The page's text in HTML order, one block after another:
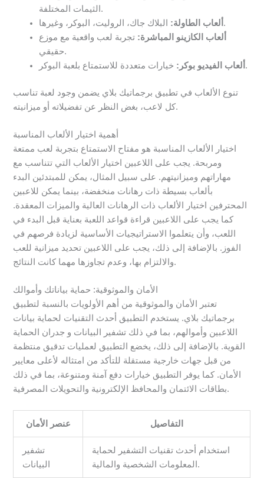
الثيمات المختلفة.
ألعاب الطاولة: البلاك جاك، الروليت، البوكر، وغيرها.
ألعاب الكازينو المباشرة: تجربة لعب واقعية مع موزع
حقيقي.
ألعاب الفيديو بوكر: خيارات متعددة للاستمتاع بلعبة البوكر.
تنوع الألعاب في تطبيق برجماتيك بلاي يضمن وجود لعبة تناسب
كل لاعب، بغض النظر عن تفضيلاته أو ميزانيته.
أهمية اختيار الألعاب المناسبة
اختيار الألعاب المناسبة هو مفتاح الاستمتاع بتجربة لعب ممتعة
ومربحة. يجب على اللاعبين اختيار الألعاب التي تتناسب مع
مهاراتهم وميزانيتهم. على سبيل المثال، يمكن للمبتدئين البدء
بألعاب بسيطة ذات رهانات منخفضة، بينما يمكن للاعبين
المحترفين اختيار الألعاب ذات الرهانات العالية والميزات المعقدة.
كما يجب على اللاعبين قراءة قواعد اللعبة بعناية قبل البدء في
اللعب، وأن يتعلموا الاستراتيجيات الأساسية لزيادة فرصهم في
الفوز. بالإضافة إلى ذلك، يجب على اللاعبين تحديد ميزانية للعب
والالتزام بها، وعدم تجاوزها مهما كانت النتائج.
الأمان والموثوقية: حماية بياناتك وأموالك
تعتبر الأمان والموثوقية من أهم الأولويات بالنسبة لتطبيق
برجماتيك بلاي. يستخدم التطبيق أحدث التقنيات لحماية بيانات
اللاعبين وأموالهم، بما في ذلك تشفير البيانات و جدران الحماية
القوية. بالإضافة إلى ذلك، يخضع التطبيق لعمليات تدقيق منتظمة
من قبل جهات خارجية مستقلة للتأكد من امتثاله لأعلى معايير
الأمان. كما يوفر التطبيق خيارات دفع آمنة ومتنوعة، بما في ذلك
بطاقات الائتمان والمحافظ الإلكترونية والتحويلات المصرفية.
عنصر الأمان التفاصيل
تشفير
البيانات
استخدام أحدث تقنيات التشفير لحماية
المعلومات الشخصية والمالية.